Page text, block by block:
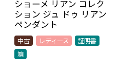
ショーメ リアン コレク
ション ジュ ドゥ リアン
ペンダント
中古 レディース
証明書
箱